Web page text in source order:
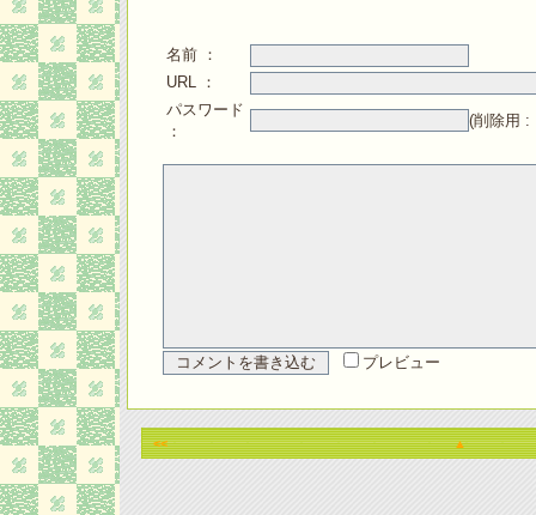
名前 ：
URL ：
パスワード
：
(削除用 :
プレビュー
<< ▲